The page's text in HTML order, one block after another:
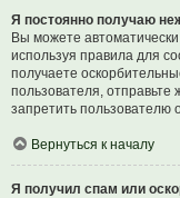
Я постоянно получаю
Вы можете
используя правила для
получаете
пользователя,
запретить пользователю
Вернуться к началу
Я получил спам или